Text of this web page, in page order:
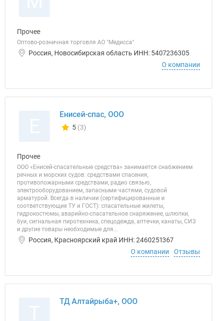
Прочее
Оптово-розничная торговля АО "Медисса"
Россия, Новосибирская область ИНН: 5407236305
О компании
Енисей-спас, ООО
Количество отзывов у компании всего и сегодня
5 (3)
Прочее
ООО «Енисей-спасательные средства» занимается снабжением
речных и морских судов: средствами спасения,
противопожарными средствами, радио связью,
электрооборудованием, запасными частями, судовой
арматурой. Всегда в наличии (сертифицированные и
соответствующие ТУ и ГОСТ): спасательные жилеты,
гидрокостюмы, аварийно-спасательное снаряжение, шлюпки,
буи, сигнальная пиротехника, спецодежда, аптечки, канаты, СИЗ
и другие товары необходимые для...
Россия, Красноярский край ИНН: 2460251367
О компании
Отзывы
ТД Алтайрыба+, ООО